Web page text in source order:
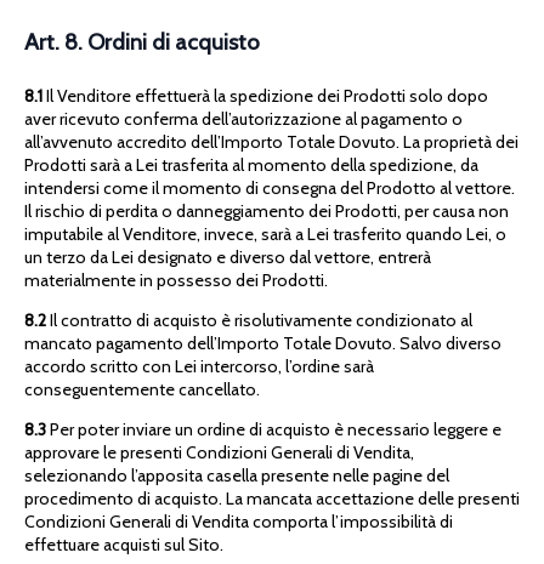
Art. 8. Ordini di acquisto
8.1Il Venditore effettuerà la spedizione dei Prodotti solo dopo
aver ricevuto conferma dell’autorizzazione al pagamento o
all’avvenuto accredito dell’Importo Totale Dovuto. La proprietà dei
Prodotti sarà a Lei trasferita al momento della spedizione, da
intendersi come il momento di consegna del Prodotto al vettore.
Il rischio di perdita o danneggiamento dei Prodotti, per causa non
imputabile al Venditore, invece, sarà a Lei trasferito quando Lei, o
un terzo da Lei designato e diverso dal vettore, entrerà
materialmente in possesso dei Prodotti.
8.2Il contratto di acquisto è risolutivamente condizionato al
mancato pagamento dell’Importo Totale Dovuto. Salvo diverso
accordo scritto con Lei intercorso, l’ordine sarà
conseguentemente cancellato.
8.3Per poter inviare un ordine di acquisto è necessario leggere e
approvare le presenti Condizioni Generali di Vendita,
selezionando l’apposita casella presente nelle pagine del
procedimento di acquisto. La mancata accettazione delle presenti
Condizioni Generali di Vendita comporta l’impossibilità di
effettuare acquisti sul Sito.